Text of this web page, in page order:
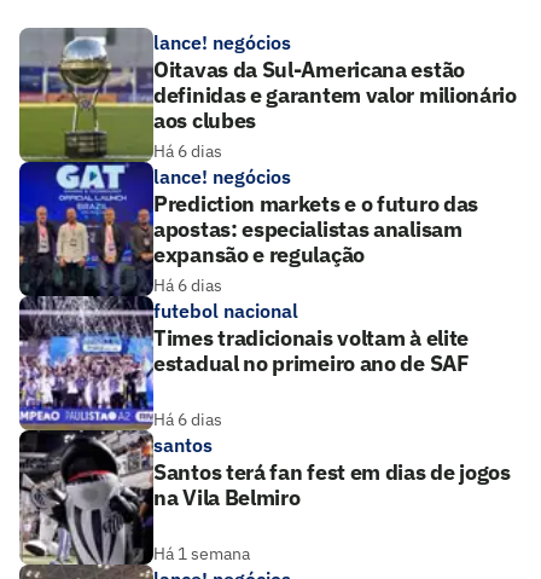
lance! negócios
Oitavas da Sul-Americana estão
definidas e garantem valor milionário
aos clubes
Há 6 dias
lance! negócios
Prediction markets e o futuro das
apostas: especialistas analisam
expansão e regulação
Há 6 dias
futebol nacional
Times tradicionais voltam à elite
estadual no primeiro ano de SAF
Há 6 dias
santos
Santos terá fan fest em dias de jogos
na Vila Belmiro
Há 1 semana